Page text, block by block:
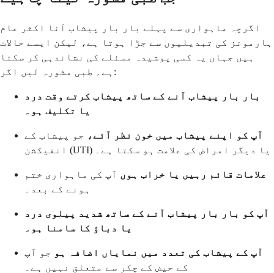
اگرچہ ماہواری سے پہلے بار بار پیشاب آنا اکثر عام
ہارمونز کی تبدیلیوں سے جڑا ہوتا ہے، لیکن ایسے حالات
ہیں جہاں یہ کسی پوشیدہ مسئلے کی نشاندہی کر سکتا
ہے۔ طبی مشورہ لیں اگر:
بار بار پیشاب آنے کے ساتھ پیشاب کرتے وقت درد
یا تکلیف ہو۔
آپ کو اپنے پیشاب میں خون نظر آئے، جو پیشاب کے
انفیکشن (UTI) یا دیگر امراض کی علامت ہو سکتا ہے۔
علامات قائم رہیں یا خراب ہوں آپ کی ماہواری ختم
ہونے کے بعد۔
آپ کو بار بار پیشاب آنے کے ساتھ شدید پیلوی درد
یا دباؤ کا سامنا ہو۔
آپ کے پیشاب کی تعدد میں نمایاں اضافہ ہو جو آپ
کے حیض کے چکر سے متعلق نہیں ہے۔